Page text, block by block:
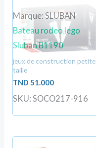
Marque: SLUBAN
Bateau rodeo lego
Sluban B1190
jeux de construction petite
taille
TND 51.000
SKU: SOCO217-916